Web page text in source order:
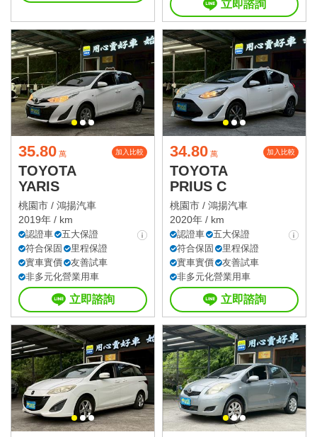
立即諮詢
35.80 萬 加入比較
TOYOTA
YARIS
桃園市 / 鴻揚汽車
2019年 / km
認證車
五大保證
符合保固
里程保證
實車實價
友善試車
非多元化營業用車
立即諮詢
34.80 萬 加入比較
TOYOTA
PRIUS C
桃園市 / 鴻揚汽車
2020年 / km
認證車
五大保證
符合保固
里程保證
實車實價
友善試車
非多元化營業用車
立即諮詢